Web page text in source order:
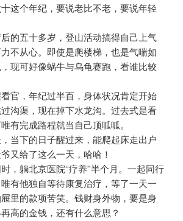
这个年纪，要说老比不老，要说年轻
的五十多岁，登山活动搞得自己上气
不从心。即使是爬楼梯，也是气喘如
现可好像蜗牛与乌龟赛跑，看谁比较
官，年纪过半百，身体状况肯定开始
沟渠，现在掉下水龙沟。过去式是看
有完成路程就当自己顶呱呱。
当下的日子醒过来，能爬起床走出户
又给了这么一天，哈哈！
，躺北京医院“疗养”半个月。一起同行
有他独自等待康复治疗，等了一天一
里的款项苦笑。钱财身外物，要是身
高的金钱，还有什么意思？